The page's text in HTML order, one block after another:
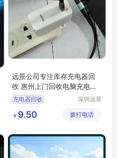
远景公司专注库存充电器回
收 惠州上门回收电脑充电
器、电源适配器
充电器回收
惠州手机充电器回收
深圳远景
有限公司
￥ 9.50 拨打电话